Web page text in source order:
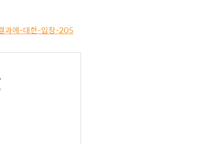
에-대한-입장-205
장